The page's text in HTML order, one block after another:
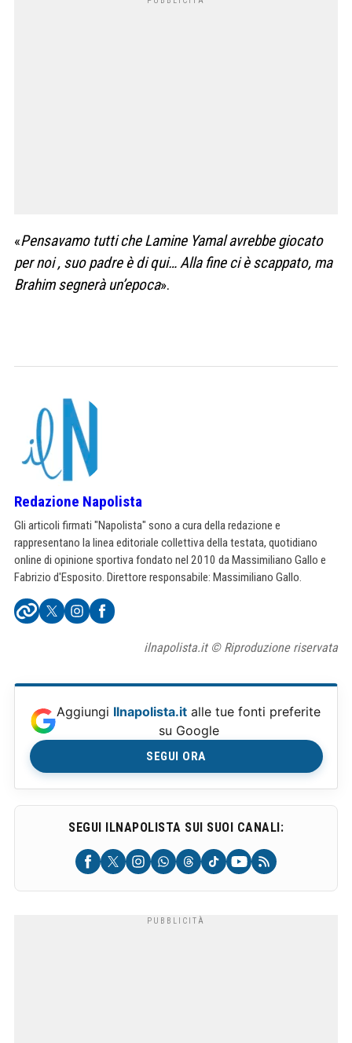
«Pensavamo tutti che Lamine Yamal avrebbe giocato
per noi, suo padre è di qui… Alla fine ci è scappato, ma
Brahim segnerà un’epoca».
Redazione Napolista
Gli articoli firmati "Napolista" sono a cura della redazione e
rappresentano la linea editoriale collettiva della testata, quotidiano
online di opinione sportiva fondato nel 2010 da Massimiliano Gallo e
Fabrizio d'Esposito. Direttore responsabile: Massimiliano Gallo.
ilnapolista.it © Riproduzione riservata
Aggiungi Ilnapolista.it alle tue fonti preferite
su Google
SEGUI ORA
SEGUI ILNAPOLISTA SUI SUOI CANALI: